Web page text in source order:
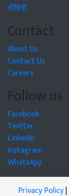
वीडियो
Contact
About Us
Contact Us
Careers
Follow us
Facebook
Twitter
LinkedIn
Instagram
WhatsApp
Privacy Policy|